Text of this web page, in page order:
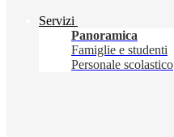
Servizi
Panoramica
Famiglie e studenti
Personale scolastico